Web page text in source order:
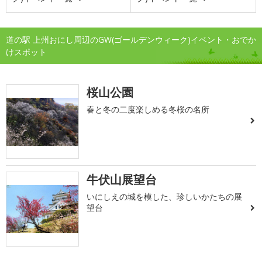
道の駅 上州おにし周辺のGW(ゴールデンウィーク)イベント・おでか
けスポット
桜山公園
春と冬の二度楽しめる冬桜の名所
牛伏山展望台
いにしえの城を模した、珍しいかたちの展
望台